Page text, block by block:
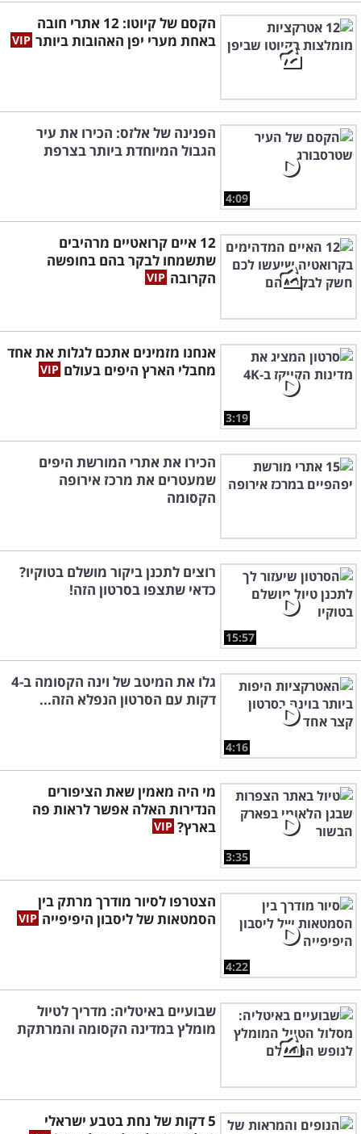
הקסם של קיוטו: 12 אתרי חובה
באחת מערי יפן האהובות ביותר
4:09
הפנינה של אלזס: הכירו את עיר
הגבול המיוחדת ביותר בצרפת
12 איים קרואטיים מרהיבים
שתשמחו לבקר בהם בחופשה
הקרובה
3:19
אנחנו מזמינים אתכם לגלות את אחד
מחבלי הארץ היפים בעולם
הכירו את אתרי המורשת היפים
שמעטרים את מרכז אירופה
הקסומה
15:57
רוצים לתכנן ביקור מושלם בטוקיו?
כדאי שתצפו בסרטון הזה!
4:16
גלו את המיטב של וינה הקסומה ב-4
דקות עם הסרטון הנפלא הזה...
3:35
מי היה מאמין שאת הציפורים
הנדירות האלה אפשר לראות פה
בארץ?
4:22
הצטרפו לסיור מודרך מרתק בין
הסמטאות של ליסבון היפיפייה
שבועיים באיטליה: מדריך לטיול
מומלץ במדינה הקסומה והמרתקת
5 דקות של נחת בטבע ישראלי